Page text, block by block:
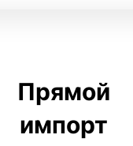
Прямой
импорт